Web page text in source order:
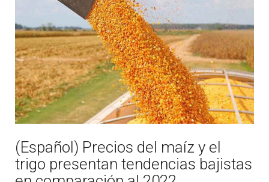
(Español) Precios del maíz y el
trigo presentan tendencias bajistas